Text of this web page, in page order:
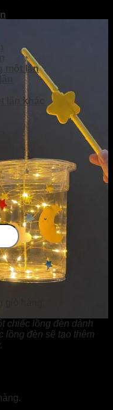
một lần
lần khác
chiếc lồng đèn dành
lồng đèn sẽ tạo thêm